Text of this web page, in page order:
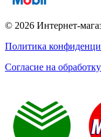
© 2026 Интернет-
Политика
Согласие на